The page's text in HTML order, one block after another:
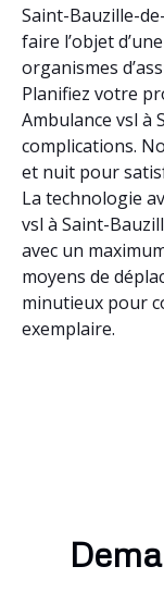
Saint-Bauzille-
faire l’objet
organismes
Planifiez votre
Ambulance vsl à
complications.
et nuit pour
La technologie
vsl à Saint-
avec un
moyens de
minutieux pour
exemplaire.